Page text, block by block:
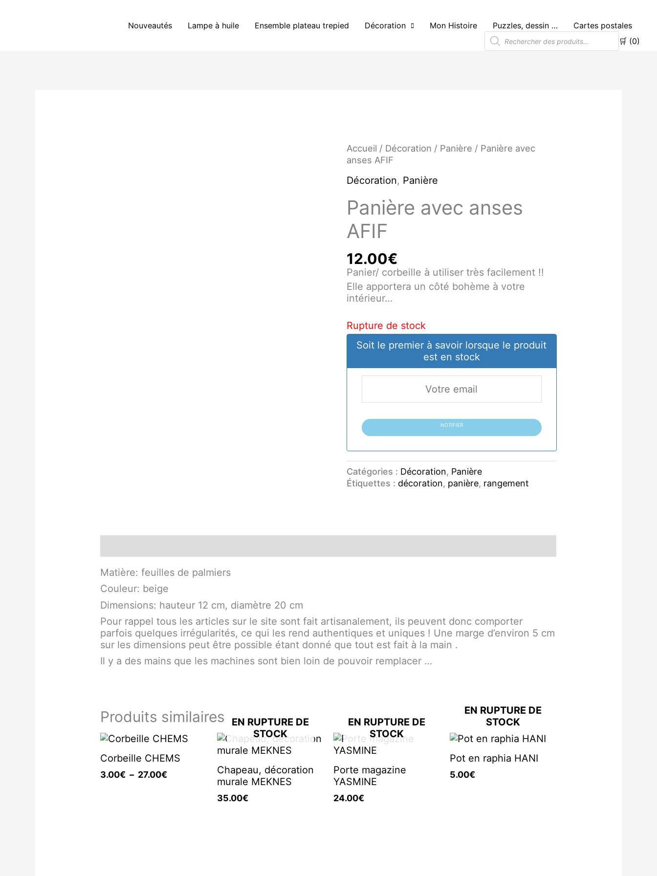
Nouveautés Lampe à huile Ensemble plateau trepied Décoration Mon Histoire Puzzles, dessin …
Cartes postales
Recherche
de
🛒 (0)
Accueil / Décoration / Panière / Panière avec
anses AFIF
Décoration, Panière
Panière avec anses
AFIF
12.00€
Panier/ corbeille à utiliser très facilement !!
Elle apportera un côté bohème à votre
intérieur…
Rupture de stock
Soit le premier à savoir lorsque le produit
est en stock
NOTIFIER
Catégories : Décoration, Panière
Étiquettes : décoration, panière, rangement
Matière: feuilles de palmiers
Couleur: beige
Dimensions: hauteur 12 cm, diamètre 20 cm
Pour rappel tous les articles sur le site sont fait artisanalement, ils peuvent donc comporter
parfois quelques irrégularités, ce qui les rend authentiques et uniques ! Une marge d’environ 5 cm
sur les dimensions peut être possible étant donné que tout est fait à la main .
Il y a des mains que les machines sont bien loin de pouvoir remplacer …
Produits similaires
Corbeille CHEMS
3.00€ – 27.00€
Plage
prix :
3.00€
EN RUPTURE DE
STOCK
Chapeau, décoration
murale MEKNES
35.00€
EN RUPTURE DE
STOCK
Porte magazine
YASMINE
24.00€
EN RUPTURE DE
STOCK
Pot en raphia HANI
5.00€